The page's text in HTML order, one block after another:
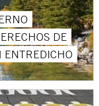
DE
ENTREDICHO